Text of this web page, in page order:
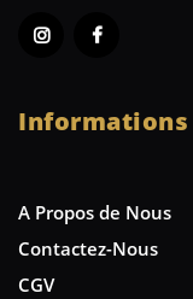
Informations
A Propos de Nous
Contactez-Nous
CGV